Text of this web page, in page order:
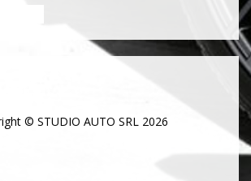
© STUDIO AUTO SRL 2026